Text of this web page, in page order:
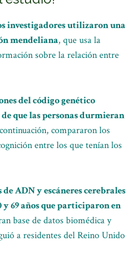
investigadores utilizaron una
mendeliana, que usa la
sobre la relación entre
del código genético
que las personas durmieran
compararon los
entre los que tenían los
de ADN y escáneres cerebrales
y 69 años que participaron en
base de datos biomédica y
a residentes del Reino Unido